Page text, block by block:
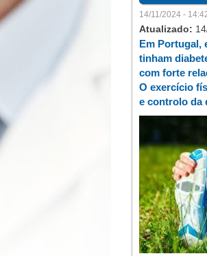
14/11/2024 -
Atualizado:
Em Portugal,
tinham
com forte
O exercício
e controlo da